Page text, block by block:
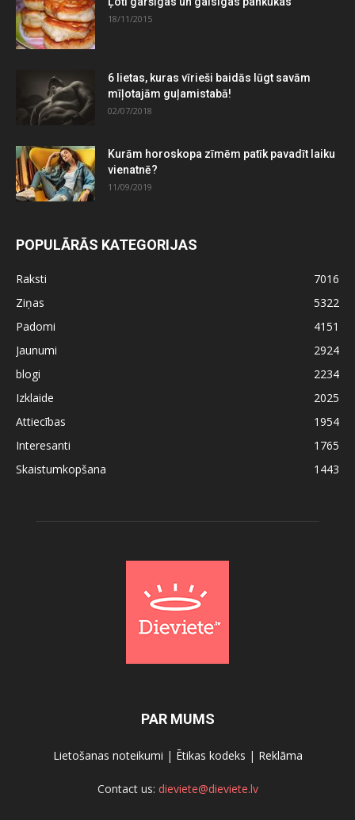
18/11/2015
6 lietas, kuras vīrieši baidās lūgt savām
mīļotajām guļamistabā!
02/07/2018
Kurām horoskopa zīmēm patīk pavadīt laiku
vienatnē?
11/09/2019
POPULĀRĀS KATEGORIJAS
Raksti
7016
Ziņas
5322
Padomi
4151
Jaunumi
2924
blogi
2234
Izklaide
2025
Attiecības
1954
Interesanti
1765
Skaistumkopšana
1443
PAR MUMS
Lietošanas noteikumi | Ētikas kodeks | Reklāma
Contact us: dieviete@dieviete.lv